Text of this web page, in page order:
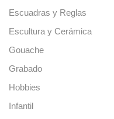
Escuadras y Reglas
Escultura y Cerámica
Gouache
Grabado
Hobbies
Infantil